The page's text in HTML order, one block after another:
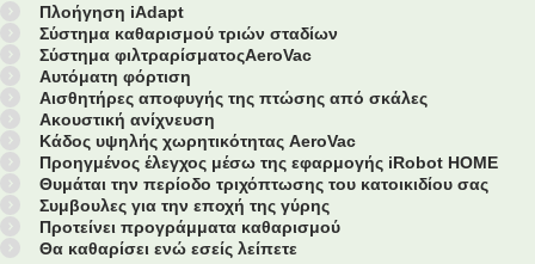
Πλοήγηση iAdapt
Σύστημα καθαρισμού τριών σταδίων
Σύστημα φιλτραρίσματοςAeroVac
Αυτόματη φόρτιση
Αισθητήρες αποφυγής της πτώσης από σκάλες
Ακουστική ανίχνευση
Κάδος υψηλής χωρητικότητας AeroVac
Προηγμένος έλεγχος μέσω της εφαρμογής iRobot HOME
Θυμάται την περίοδο τριχόπτωσης του κατοικιδίου σας
Συμβουλες για την εποχή της γύρης
Προτείνει προγράμματα καθαρισμού
Θα καθαρίσει ενώ εσείς λείπετε